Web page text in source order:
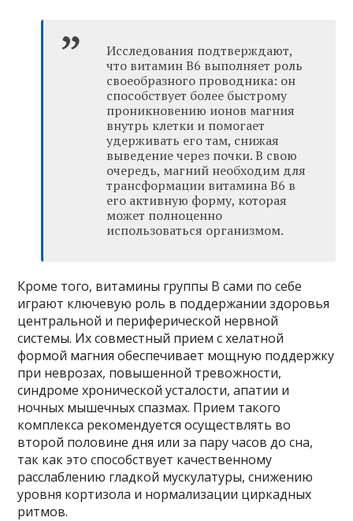
Исследования подтверждают,
что витамин B6 выполняет роль
своеобразного проводника: он
способствует более быстрому
проникновению ионов магния
внутрь клетки и помогает
удерживать его там, снижая
выведение через почки. В свою
очередь, магний необходим для
трансформации витамина B6 в
его активную форму, которая
может полноценно
использоваться организмом.
Кроме того, витамины группы B сами по себе
играют ключевую роль в поддержании здоровья
центральной и периферической нервной
системы. Их совместный прием с хелатной
формой магния обеспечивает мощную поддержку
при неврозах, повышенной тревожности,
синдроме хронической усталости, апатии и
ночных мышечных спазмах. Прием такого
комплекса рекомендуется осуществлять во
второй половине дня или за пару часов до сна,
так как это способствует качественному
расслаблению гладкой мускулатуры, снижению
уровня кортизола и нормализации циркадных
ритмов.